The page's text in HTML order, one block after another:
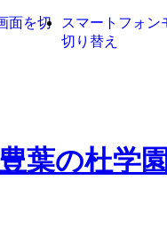
面を切
スマートフォン
切り替え
葉の杜学園